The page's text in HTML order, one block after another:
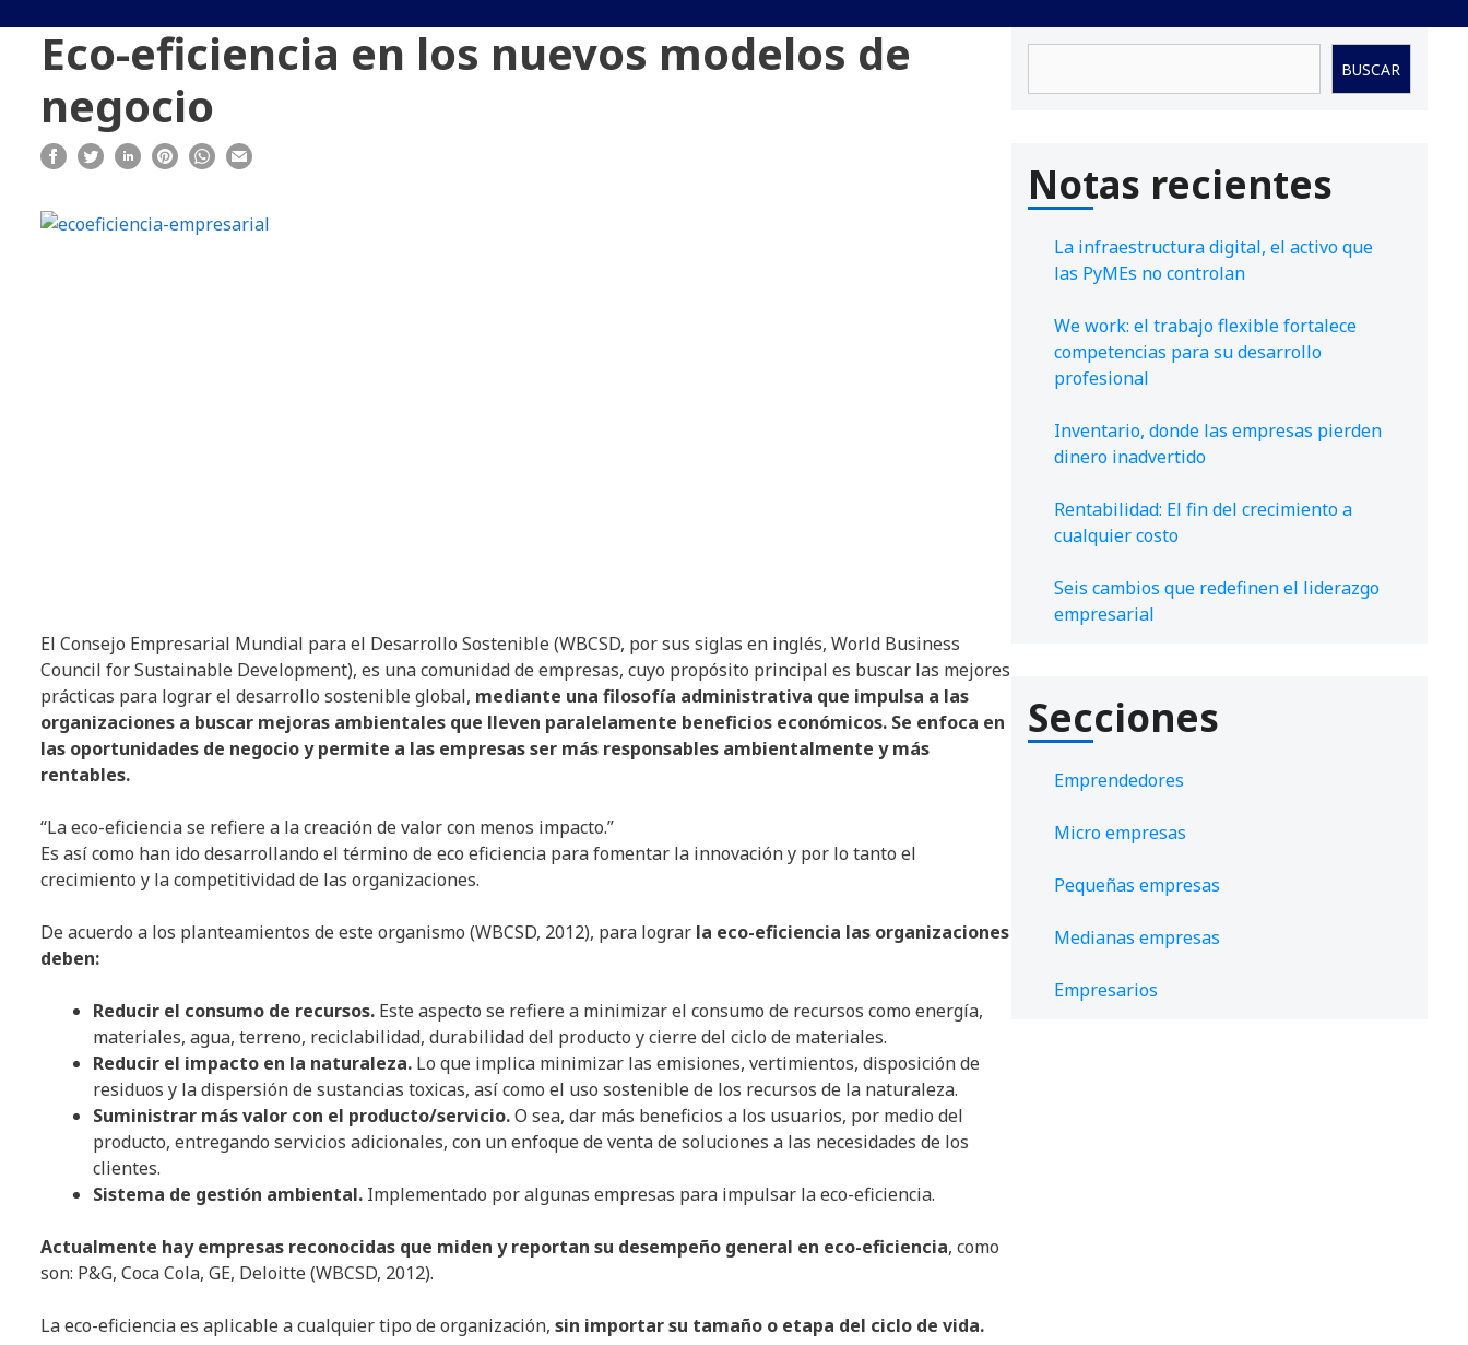
Eco-eficiencia en los nuevos modelos de
negocio
El Consejo Empresarial Mundial para el Desarrollo Sostenible (WBCSD, por sus siglas en inglés, World Business
Council for Sustainable Development), es una comunidad de empresas, cuyo propósito principal es buscar las mejores
prácticas para lograr el desarrollo sostenible global, mediante una filosofía administrativa que impulsa a las
organizaciones a buscar mejoras ambientales que lleven paralelamente beneficios económicos. Se enfoca en
las oportunidades de negocio y permite a las empresas ser más responsables ambientalmente y más
rentables.
“La eco-eficiencia se refiere a la creación de valor con menos impacto.”
Es así como han ido desarrollando el término de eco eficiencia para fomentar la innovación y por lo tanto el
crecimiento y la competitividad de las organizaciones.
De acuerdo a los planteamientos de este organismo (WBCSD, 2012), para lograr la eco-eficiencia las organizaciones
deben:
Reducir el consumo de recursos. Este aspecto se refiere a minimizar el consumo de recursos como energía,
materiales, agua, terreno, reciclabilidad, durabilidad del producto y cierre del ciclo de materiales.
Reducir el impacto en la naturaleza. Lo que implica minimizar las emisiones, vertimientos, disposición de
residuos y la dispersión de sustancias toxicas, así como el uso sostenible de los recursos de la naturaleza.
Suministrar más valor con el producto/servicio.O sea, dar más beneficios a los usuarios, por medio del
producto, entregando servicios adicionales, con un enfoque de venta de soluciones a las necesidades de los
clientes.
Sistema de gestión ambiental. Implementado por algunas empresas para impulsar la eco-eficiencia.
Actualmente hay empresas reconocidas que miden y reportan su desempeño general en eco-eficiencia, como
son: P&G, Coca Cola, GE, Deloitte (WBCSD, 2012).
La eco-eficiencia es aplicable a cualquier tipo de organización, sin importar su tamaño o etapa del ciclo de vida.
BUSCAR
Notas recientes
La infraestructura digital, el activo que
las PyMEs no controlan
We work: el trabajo flexible fortalece
competencias para su desarrollo
profesional
Inventario, donde las empresas pierden
dinero inadvertido
Rentabilidad: El fin del crecimiento a
cualquier costo
Seis cambios que redefinen el liderazgo
empresarial
Secciones
Emprendedores
Micro empresas
Pequeñas empresas
Medianas empresas
Empresarios